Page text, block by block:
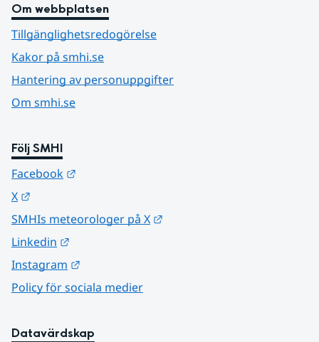
Om webbplatsen
Tillgänglighetsredogörelse
Kakor på smhi.se
Hantering av personuppgifter
Om smhi.se
Följ SMHI
Facebook
X
SMHIs meteorologer på X
Linkedin
Instagram
Policy för sociala medier
Datavärdskap